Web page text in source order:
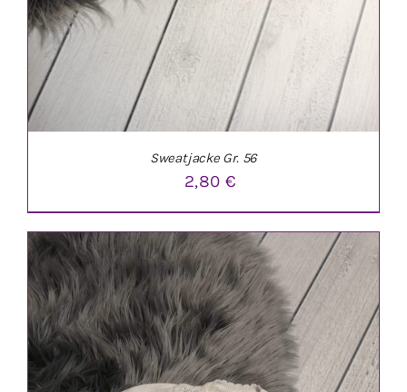
IN DEN WARENKORB / DETAILS
Sweatjacke Gr. 56
2,80 €